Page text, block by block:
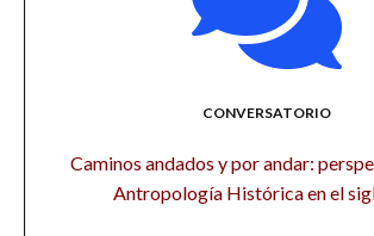
CONVERSATORIO
Caminos andados y por andar:
Antropología Histórica en el